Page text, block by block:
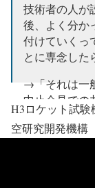
技術者の人が
後、よく分か
付けていくっ
とに専念した
→「それは一
中止会見での
https://t.co/
— むぎSE
H3ロケット試験
空研究開発機構